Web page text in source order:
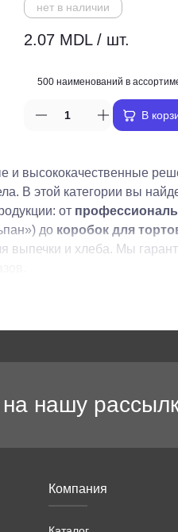
нет в наличии
2.07 MDL / шт.
В
и высококачественные
В этой категории вы
от
до коробок для
выпечки и хлеба. Мы
нашу
Компания